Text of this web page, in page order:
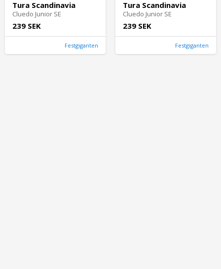
Tura Scandinavia
Cluedo Junior SE
239 SEK
Festgiganten
Tura Scandinavia
Cluedo Junior SE
239 SEK
Festgiganten